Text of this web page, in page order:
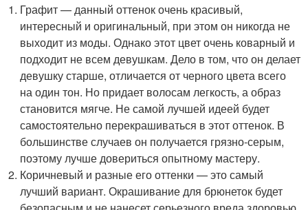
Графит — данный оттенок очень красивый,
интересный и оригинальный, при этом он никогда не
выходит из моды. Однако этот цвет очень коварный и
подходит не всем девушкам. Дело в том, что он делает
девушку старше, отличается от черного цвета всего
на один тон. Но придает волосам легкость, а образ
становится мягче. Не самой лучшей идеей будет
самостоятельно перекрашиваться в этот оттенок. В
большинстве случаев он получается грязно-серым,
поэтому лучше довериться опытному мастеру.
Коричневый и разные его оттенки — это самый
лучший вариант. Окрашивание для брюнеток будет